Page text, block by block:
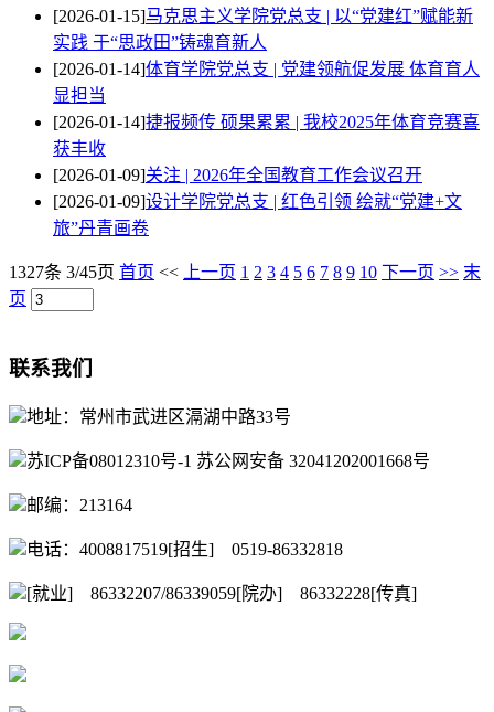
[2026-01-15]马克思主义学院党总支 | 以“党建红”赋能新
实践 于“思政田”铸魂育新人
[2026-01-14]体育学院党总支 | 党建领航促发展 体育育人
显担当
[2026-01-14]捷报频传 硕果累累 | 我校2025年体育竞赛喜
获丰收
[2026-01-09]关注 | 2026年全国教育工作会议召开
[2026-01-09]设计学院党总支 | 红色引领 绘就“党建+文
旅”丹青画卷
1327条 3/45页 首页 << 上一页 1 2 3 4 5 6 7 8 9 10 下一页 >> 末
页
联系我们
地址：常州市武进区滆湖中路33号
苏ICP备08012310号-1 苏公网安备 32041202001668号
邮编：213164
电话：4008817519[招生] 0519-86332818
[就业] 86332207/86339059[院办] 86332228[传真]